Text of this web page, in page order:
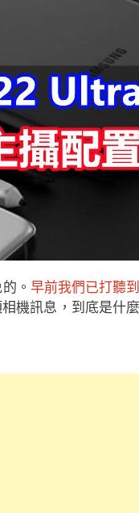
。 早前我們已打聽到
機訊息，到底是什